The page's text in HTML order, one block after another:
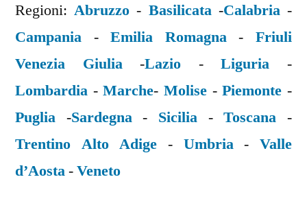
Regioni:Abruzzo - Basilicata-Calabria-
Campania -Emilia Romagna-Friuli
Venezia Giulia-Lazio -Liguria -
Lombardia -Marche-Molise -Piemonte -
Puglia -Sardegna- Sicilia -Toscana -
Trentino Alto Adige - Umbria-Valle
d’Aosta-Veneto